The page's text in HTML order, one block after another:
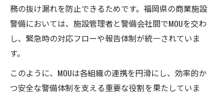
務の抜け漏れを防止できるためです。福岡県の商業施設
警備においては、施設管理者と警備会社間でMOUを交わ
し、緊急時の対応フローや報告体制が統一されていま
す。
このように、MOUは各組織の連携を円滑にし、効率的か
つ安全な警備体制を支える重要な役割を果たしていま